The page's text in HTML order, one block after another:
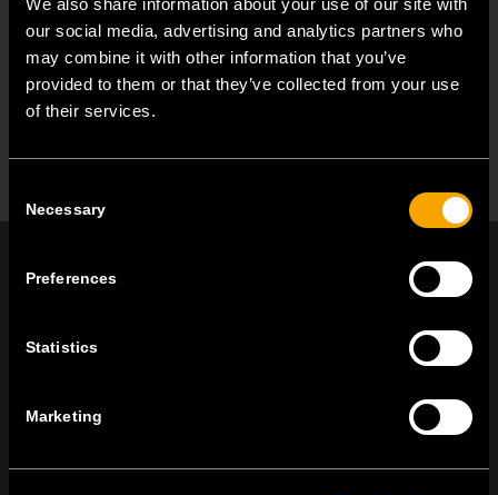
our social media, advertising and analytics partners who
may combine it with other information that you’ve
provided to them or that they’ve collected from your use
of their services.
Selection
Necessary
Preferences
Statistics
Marketing
Čatež 13, 8212 Velika Loka, Slovenija